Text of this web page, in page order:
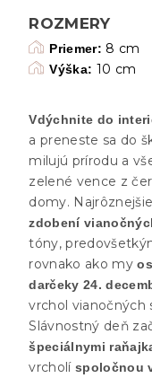
ROZMERY
Priemer: 8 cm
Výška: 10 cm
Vdýchnite do
a preneste sa do
milujú prírodu a
zelené vence z
domy.
zdobení
tóny,
rovnako ako my
darčeky 24.
vrchol vianočných
Slávnostný deň
špeciálnymi
vrcholí spoločnou